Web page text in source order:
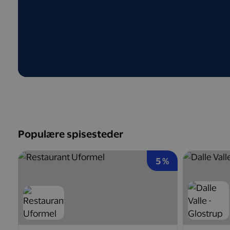
Populære spisesteder
5 %